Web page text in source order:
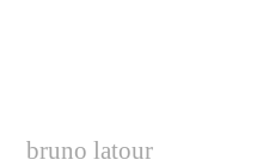
bruno latour